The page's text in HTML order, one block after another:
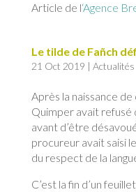
Article de l‘Agence
Le tilde de Fañch
21 Oct 2019 | Actualités
Après la naissance
Quimper avait refusé
avant d’être
procureur avait saisi
du respect de la
C’est la fin d’un